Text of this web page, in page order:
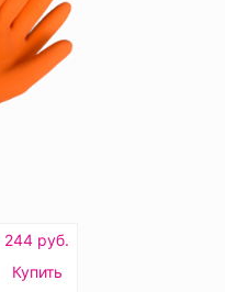
244 руб.
Купить